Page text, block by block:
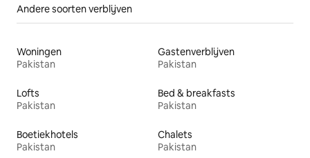
Andere soorten verblijven
Woningen
Pakistan
Gastenverblijven
Pakistan
Lofts
Pakistan
Bed & breakfasts
Pakistan
Boetiekhotels
Pakistan
Chalets
Pakistan